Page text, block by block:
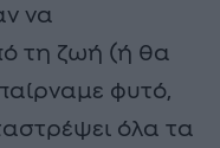
να
τη ζωή (ή θα
φυτό,
όλα τα